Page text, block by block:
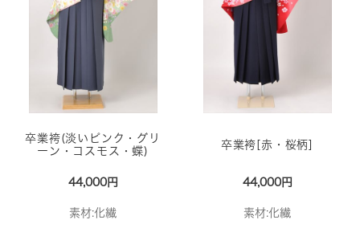
卒業袴(淡いピンク・グリ
ーン・コスモス・蝶)
44,000円
素材:化繊
卒業袴[赤・桜柄]
44,000円
素材:化繊